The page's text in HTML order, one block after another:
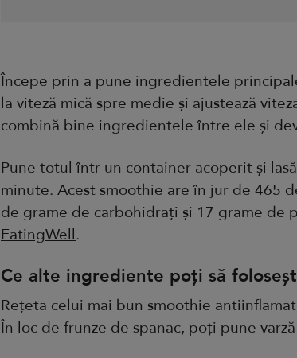
Începe prin a pune ingredientele
la viteză mică spre medie și ajustează
combină bine ingredientele între ele și
Pune totul într-un container acoperit și
minute. Acest smoothie are în jur de 465
de grame de carbohidrați și 17 grame de
EatingWell.
Ce alte ingrediente poți să
Rețeta celui mai bun smoothie
În loc de frunze de spanac, poți pune